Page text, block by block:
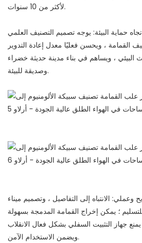
لأكثر من 10 سنوات.
حماية البيئة: يوجه تصميم التصنيف العلمي
القمامة ، ويحسن فعليًا معدل إعادة التدوير
البيئي ، ويساهم في بناء مدينة حديثة خضراء
وصديقة للبيئة.
وعملي: الانتباه إلى التفاصيل ، وتصميم ميناء
؛ يمكن إخراج القمامة المدمجة بسهولة
جهاز التثبيت السفلي بشكل فعال الانقلاب
ويضمن الاستخدام الآمن.